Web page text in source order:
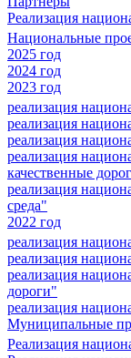
Реализация
Национальные
2025 год
2024 год
2023 год
реализация
реализация
реализация
реализация
качественные
реализация
среда"
2022 год
реализация
реализация
реализация
дороги"
реализация
Муниципальные
Реализация